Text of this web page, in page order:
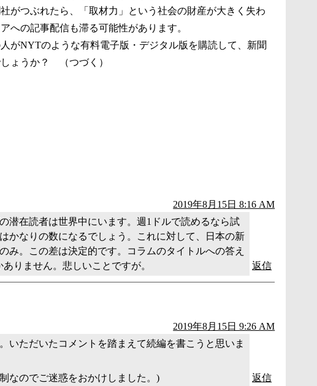
がつぶれたら、「取材力」という社会の財産が大きく失わ
への記事配信も滞る可能性があります。
がNYTのような有料電子版・デジタル版を購読して、新聞
ょうか？ （つづく）
2019年8月15日 8:16 AM
潜在読者は世界中にいます。週1ドルで読めるなら試
かなりの数になるでしょう。これに対して、日本の新
み。この差は決定的です。コラムのタイトルへの答え
りません。悲しいことですが。
返信
2019年8月15日 9:26 AM
いただいたコメントを踏まえて続編を書こうと思いま
なのでご迷惑をおかけしました。)
返信